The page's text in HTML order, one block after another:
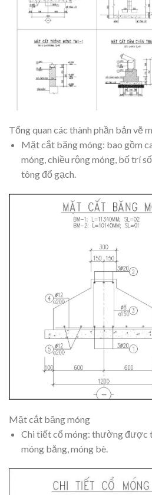
Tổng quan các thành phần bản vẽ
Mặt cắt băng móng: bao gồm
móng, chiều rộng móng, bố trí
tông đổ gạch.
Mặt cắt băng móng
Chi tiết cổ móng: thường được
móng băng, móng bè.